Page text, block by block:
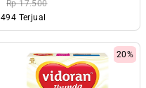
Rp 17.500
494 Terjual
20%